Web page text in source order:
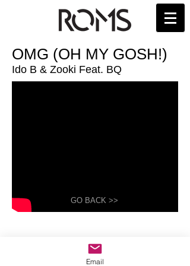
OMG (OH MY GOSH!)
Ido B & Zooki Feat. BQ
GO BACK >>
Email